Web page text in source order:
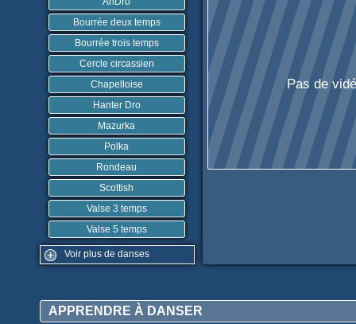
Bourrée deux temps
Bourrée trois temps
Cercle circassien
Chapelloise
Hanter Dro
Mazurka
Polka
Rondeau
Scottish
Valse 3 temps
Valse 5 temps
Voir plus de danses
Pas de
APPRENDRE À DANSER